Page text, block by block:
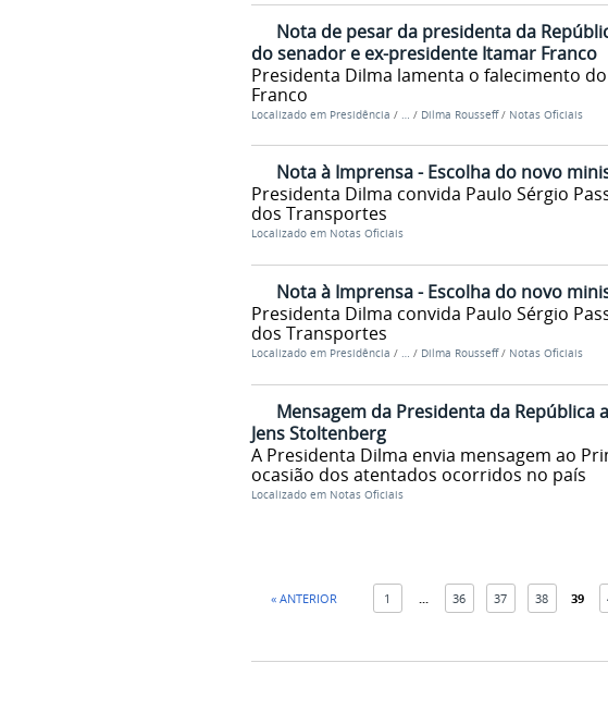
Nota de pesar da presidenta da
do senador e ex-presidente Itamar Franco
Presidenta Dilma lamenta o falecimento
Franco
Localizado em Presidência / … / Dilma Rousseff / Notas Oficiais
Nota à Imprensa - Escolha do novo
Presidenta Dilma convida Paulo Sérgio
dos Transportes
Localizado em Notas Oficiais
Nota à Imprensa - Escolha do novo
Presidenta Dilma convida Paulo Sérgio
dos Transportes
Localizado em Presidência / … / Dilma Rousseff / Notas Oficiais
Mensagem da Presidenta da
Jens Stoltenberg
A Presidenta Dilma envia mensagem ao
ocasião dos atentados ocorridos no país
Localizado em Notas Oficiais
« ANTERIOR 1 36 37 38 39